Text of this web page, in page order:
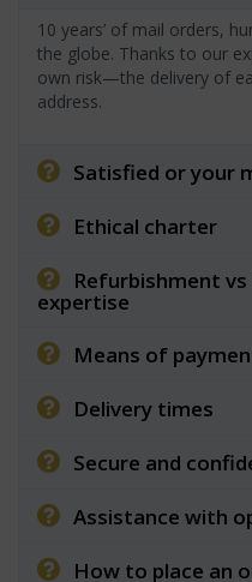
10 years’ of mail orders,
the globe. Thanks to our
own risk—the delivery of
address.
Satisfied or your
Ethical charter
Refurbishment
expertise
Means of
Delivery times
Secure and
Assistance with
How to place an